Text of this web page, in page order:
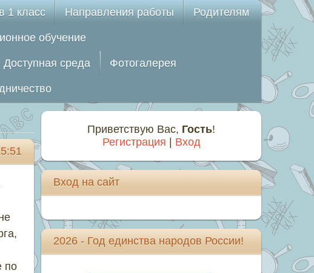
1 класс Направления работы Родителям
обучение
Доступная среда Фотогалерея
по
Приветствую Вас, Гость!
Регистрация
Вход
Вход на сайт
2026 - Год единства народов России!